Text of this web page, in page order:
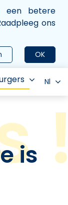
een betere
ons
OK
Nl
is